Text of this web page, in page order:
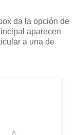
da la opción de
aparecen
a una de